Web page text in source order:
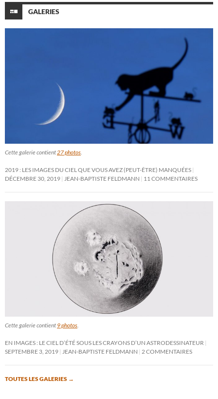
GALERIES
Cette galerie contient 27 photos
2019 : LES IMAGES DU CIEL QUE VOUS AVEZ (PEUT-ÊTRE) MANQUÉES
DÉCEMBRE 30, 2019
JEAN-BAPTISTE FELDMANN 11 COMMENTAIRES
Cette galerie contient 9 photos
EN IMAGES : LE CIEL D’ÉTÉ SOUS LES CRAYONS D’UN ASTRODESSINATEUR
SEPTEMBRE 3, 2019
JEAN-BAPTISTE FELDMANN 2 COMMENTAIRES
TOUTES LES GALERIES →